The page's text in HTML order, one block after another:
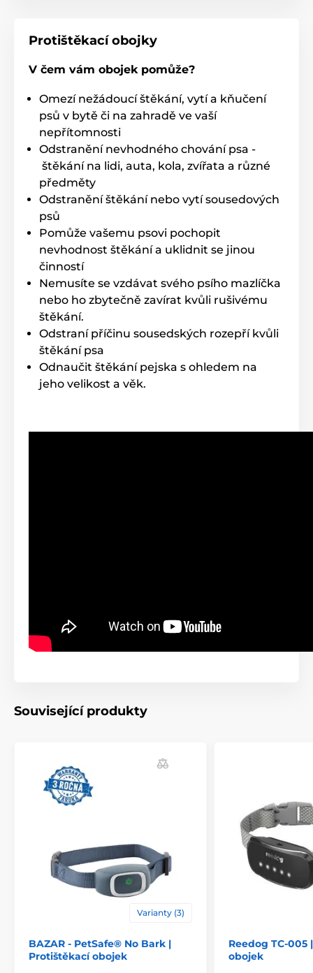
Protištěkací obojky
V čem vám obojek pomůže?
Omezí nežádoucí štěkání, vytí a kňučení
psů v bytě či na zahradě ve vaší
nepřítomnosti
Odstranění nevhodného chování psa -
štěkání na lidi, auta, kola, zvířata a různé
předměty
Odstranění štěkání nebo vytí sousedových
psů
Pomůže vašemu psovi pochopit
nevhodnost štěkání a uklidnit se jinou
činností
Nemusíte se vzdávat svého psího mazlíčka
nebo ho zbytečně zavírat kvůli rušivému
štěkání.
Odstraní příčinu sousedských rozepří kvůli
štěkání psa
Odnaučit štěkání pejska s ohledem na
jeho velikost a věk.
Související produkty
Varianty (3)
BAZAR - PetSafe® No Bark |
Protištěkací obojek
Reedog TC-005
obojek